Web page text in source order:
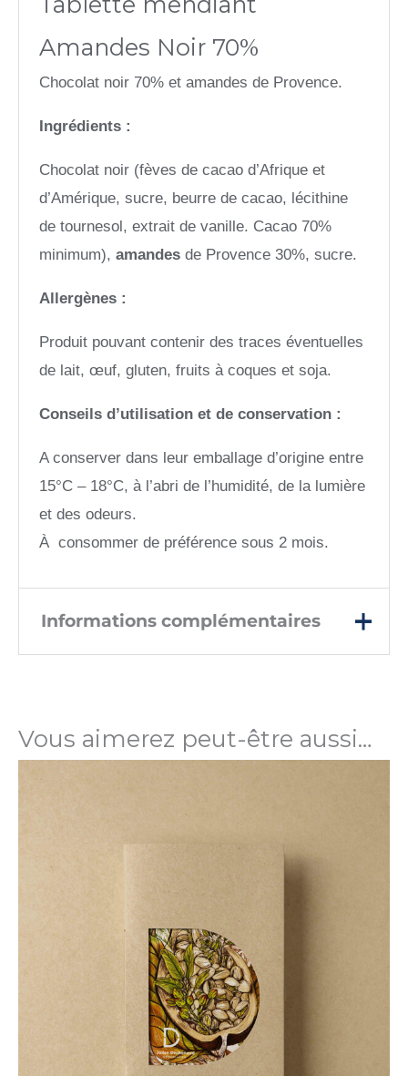
Amandes Noir 70%
Chocolat noir 70% et amandes de Provence.
Ingrédients :
Chocolat noir (fèves de cacao d’Afrique et
d’Amérique, sucre, beurre de cacao, lécithine
de tournesol, extrait de vanille. Cacao 70%
minimum),amandes de Provence 30%, sucre.
Allergènes :
Produit pouvant contenir des traces éventuelles
de lait, œuf, gluten, fruits à coques et soja.
Conseils d’utilisation et de conservation :
A conserver dans leur emballage d’origine entre
15°C – 18°C, à l’abri de l’humidité, de la lumière
et des odeurs.
À consommer de préférence sous 2 mois.
Informations complémentaires
Prix TTC au
kilo
120 €/Kg
Vous aimerez peut-être aussi…